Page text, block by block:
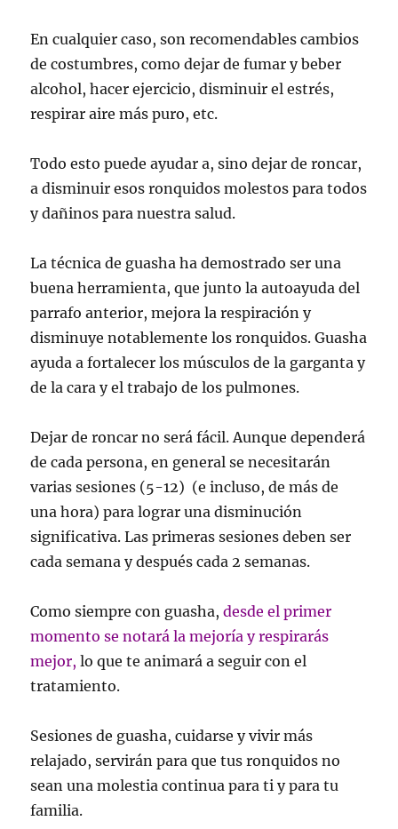
En cualquier caso, son recomendables cambios
de costumbres, como dejar de fumar y beber
alcohol, hacer ejercicio, disminuir el estrés,
respirar aire más puro, etc.
Todo esto puede ayudar a, sino dejar de roncar,
a disminuir esos ronquidos molestos para todos
y dañinos para nuestra salud.
La técnica de guasha ha demostrado ser una
buena herramienta, que junto la autoayuda del
parrafo anterior, mejora la respiración y
disminuye notablemente los ronquidos. Guasha
ayuda a fortalecer los músculos de la garganta y
de la cara y el trabajo de los pulmones.
Dejar de roncar no será fácil. Aunque dependerá
de cada persona, en general se necesitarán
varias sesiones (5-12) (e incluso, de más de
una hora) para lograr una disminución
significativa. Las primeras sesiones deben ser
cada semana y después cada 2 semanas.
Como siempre con guasha,desde el primer
momento se notará la mejoría y respirarás
mejor,lo que te animará a seguir con el
tratamiento.
Sesiones de guasha, cuidarse y vivir más
relajado, servirán para que tus ronquidos no
sean una molestia continua para ti y para tu
familia.